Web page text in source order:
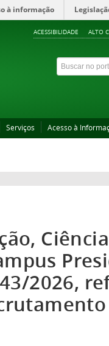
à informação
ACESSIBILIDADE ALTO
Serviços Acesso à
2026,